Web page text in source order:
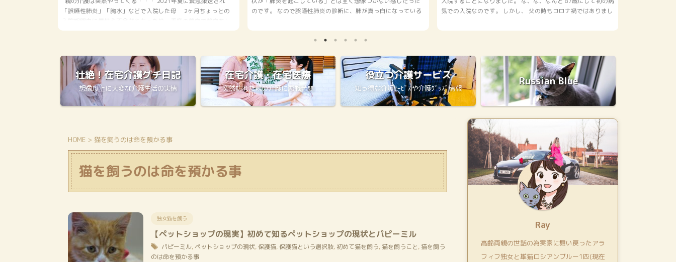
のです。 なので誤嚥性肺炎の診断に、肺が真っ白になっている
レントゲン画像に驚いたのでした。 特に高齢者の誤嚥性肺炎は
所謂肺炎の症状が出づらく見逃しがちになるとの事 我が家の経
気管に入ってしまうことを誤嚥と言い、胃または口から ...
気での入院なのです。 しかし、 父の時もコロナ禍ではありまし
院するのも一筋縄ではいきませんでした。 発熱と全身脱力 とに
かく動けなくなる その日は朝食も普通に食べ、 洗濯に掃除と何
レに籠っている 父が心配して私が声を掛けたけどその時は大丈
夫でした。 しか ...
たい」と思った私。 でも、 猫など飼ったことないし、 どうした
ショップの現実、現状」 「パピーミルという言葉と意味」 そ
実 今回は「独女、猫を飼う」シリーズ」の番外編です &nbsp
...
壮絶！在宅介護グチ日記
想像以上に大変な介護生活の実情
在宅介護・在宅医療
突然訪れた親の介護に悪戦苦闘
役立つ介護サービス
知っ得な介護ｻｰﾋﾞｽや介護ｸﾞｯｽﾞ情報
Russian Blue
HOME > 猫を飼うのは命を預かる事
猫を飼うのは命を預かる事
独女猫を飼う
【ペットショップの現実】初めて知るペットショップの現状とパピーミル
パピーミル,ペットショップの現状,保護猫,保護猫という選択肢, 初めて猫を飼う, 猫を飼うこと, 猫を飼う
のは命を預かる事
Ray
高齢両親の世話の為実家に舞い戻ったアラ
フィフ独女と雄猫ロシアンブルー1匹(現在